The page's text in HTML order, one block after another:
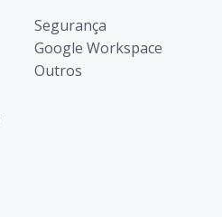
Segurança
Google Workspace
Outros